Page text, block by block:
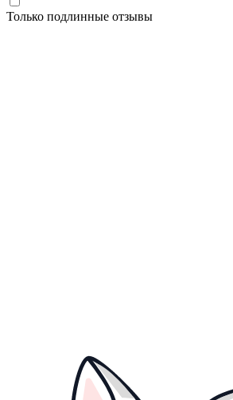
Только подлинные отзывы